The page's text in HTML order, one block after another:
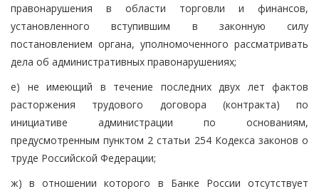
правонарушения в области торговли и финансов,
установленного вступившим в законную силу
постановлением органа, уполномоченного рассматривать
дела об административных правонарушениях;
е) не имеющий в течение последних двух лет фактов
расторжения трудового договора (контракта) по
инициативе администрации по основаниям,
предусмотренным пунктом 2 статьи 254 Кодекса законов о
труде Российской Федерации;
ж) в отношении которого в Банке России отсутствует